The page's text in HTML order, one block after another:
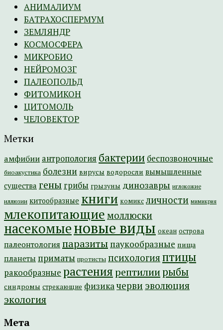
АНИМАЛИУМ
БАТРАХОСПЕРМУМ
ЗЕМЛЯНДР
КОСМОСФЕРА
МИКРОБИО
НЕЙРОМОЗГ
ПАЛЕОПОЛЬД
ФИТОМИКОН
ЦИТОМОЛЬ
ЧЕЛОВЕКТОР
Метки
амфибии антропология бактерии беспозвоночные
биоакустика болезни вирусы водоросли вымышленные
существа гены грибы грызуны динозавры иглокожие
иллюзии китообразные книги комикс личности мимикрия
млекопитающие моллюски
насекомыеновые виды океан острова
палеонтология паразиты паукообразные пища
планеты приматы протисты психология птицы
ракообразные растениярептилиирыбы
синдромы стрекающие физикачерви эволюция
экология
Мета